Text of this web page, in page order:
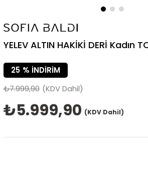
YELEV ALTIN HAKİKİ DERİ Kadın
%
25
İNDIRIM
₺7.999,90 (KDV Dahil)
₺5.999,90 (KDV Dahil)